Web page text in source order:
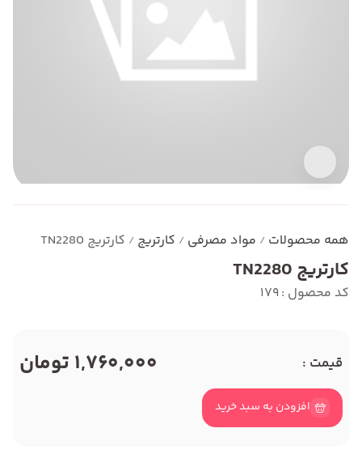
همه محصولات / مواد مصرفی / کارتریج / کارتریج TN2280
کارتریج TN2280
کد محصول : 179
قیمت : 1,760,000 تومان
افزودن به سبد خرید